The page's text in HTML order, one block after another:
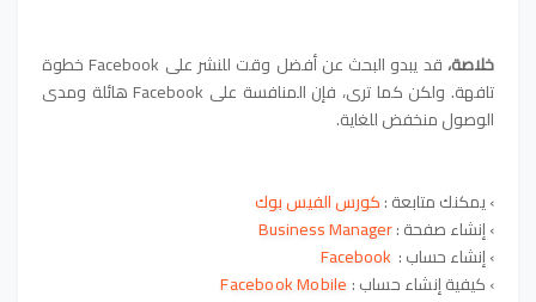
خلاصة،
قد يبدو البحث عن أفضل وقت للنشر على Facebook خطوة
تافهة. ولكن كما ترى، فإن المنافسة على Facebook هائلة ومدى
الوصول منخفض للغاية.
› يمكنك متابعة :كورس الفيس بوك
› إنشاء صفحة :Business Manager
› إنشاء حساب :
› كيفيةإنشاء حساب : Facebook Mobile